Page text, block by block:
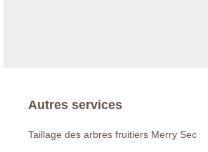
Autres services
Taillage des arbres fruitiers Merry Sec